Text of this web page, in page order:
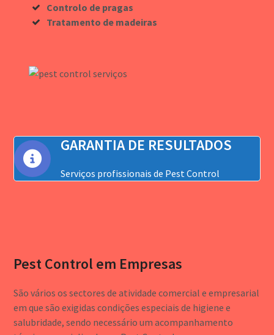
Controlo de pragas
Tratamento de madeiras
GARANTIA DE RESULTADOS
Serviços profissionais de Pest Control
Pest Control em Empresas
São vários os sectores de atividade comercial e empresarial
em que são exigidas condições especiais de higiene e
salubridade, sendo necessário um acompanhamento